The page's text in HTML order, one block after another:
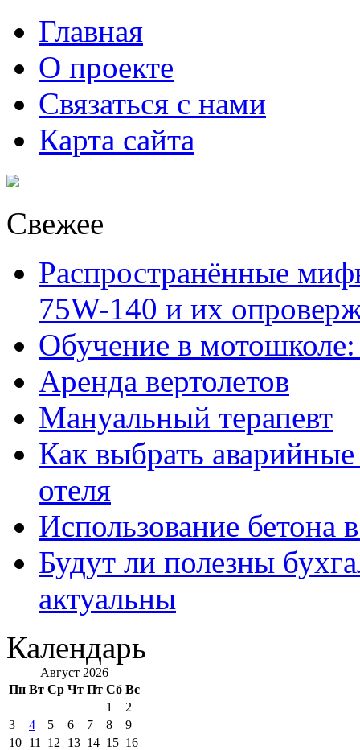
Главная
О проекте
Связаться с нами
Карта сайта
Свежее
Распространённые
75W-140 и их
Обучение в
Аренда вертолетов
Мануальный терапевт
Как выбрать
отеля
Использование бетона
Будут ли полезны
актуальны
Календарь
Август 2026
Пн Вт Ср Чт Пт Сб Вс
1
2
3
4 5 6 7 8
9
10 11 12 13 14 15 16